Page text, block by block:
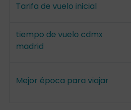
Tarifa de vuelo inicial
tiempo de vuelo cdmx
madrid
Mejor época para viajar